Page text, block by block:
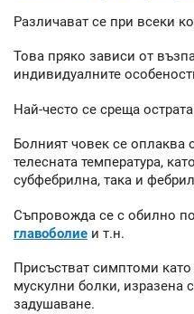
Различават се при всеки
Това пряко зависи от
индивидуалните
Най-често се среща
Болният човек се
телесната температура,
субфебрилна, така и
Съпровожда се с обилно
главоболие и т.н.
Присъстват симптоми като
мускулни болки, изразена
задушаване.